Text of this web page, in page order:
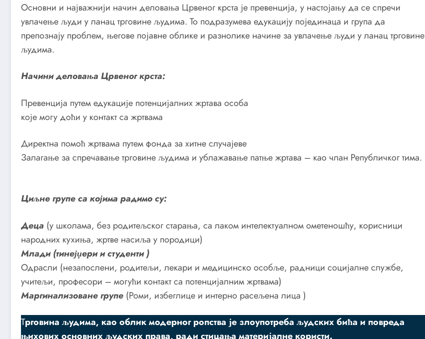
Основни и најважнији начин деловања Црвеног крста је превенција, у настојању да се спречи
увлачење људи у ланац трговине људима. То подразумева едукацију појединаца и група да
препознају проблем, његове појавне облике и разнолике начине за увлачење људи у ланац трговине
људима.
Начини деловања Црвеног крста:
Превенција путем едукације потенцијалних жртава особа
које могу доћи у контакт са жртвама
Директна помоћ жртвама путем фонда за хитне случајеве
Залагање за спречавање трговине људима и ублажавање патње жртава – као члан Републичког тима.
Циљне групе са којима радимо су:
Деца (у школама, без родитељског старања, са лаком интелектуалном ометеношћу, корисници
народних кухиња, жртве насиља у породици)
Млади (тинејџери и студенти )
Одрасли (незапослени, родитељи, лекари и медицинско особље, радници социјалне службе,
учитељи, професори – могући контакт са потенцијалним жртвама)
Маргинализоване групе (Роми, избеглице и интерно расељена лица )
Трговина људима, као облик модерног ропства је злоупотреба људских бића и повреда
њихових основних људских права, ради стицања материјалне користи.